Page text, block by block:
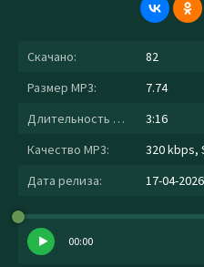
Скачано:
82
Размер MP3:
7.74
Длительность MP3:
3:16
Качество MP3:
320 kbps,
Дата релиза:
17-04-
00:00